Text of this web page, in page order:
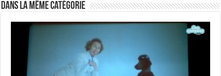
Dans la même catégorie